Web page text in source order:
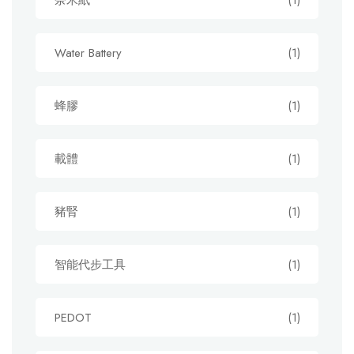
Water Battery (1)
蜂膠 (1)
載體 (1)
豬腎 (1)
智能代步工具 (1)
PEDOT (1)